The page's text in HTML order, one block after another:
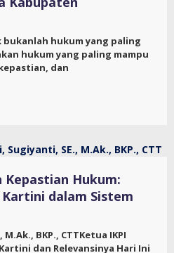
bukanlah hukum yang paling
hukum yang paling mampu
dan
Kepastian Hukum:
dalam Sistem
BKP., CTTKetua IKPI
dan Relevansinya Hari Ini